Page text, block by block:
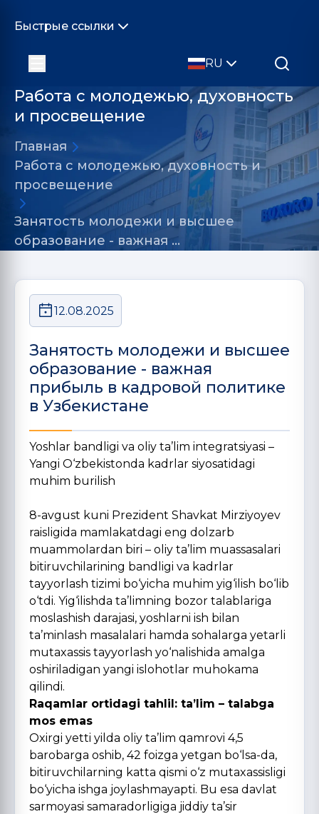
Быстрые ссылки
RU
Работа с молодежью, духовность
и просвещение
Главная
Работа с молодежью, духовность и
просвещение
Занятость молодежи и высшее
образование - важная …
12.08.2025
Занятость молодежи и высшее
образование - важная
прибыль в кадровой политике
в Узбекистане
Yoshlar bandligi va oliy ta’lim integratsiyasi –
Yangi О‘zbekistonda kadrlar siyosatidagi
muhim burilish
8-avgust kuni Prezident Shavkat Mirziyoyev
raisligida mamlakatdagi eng dolzarb
muammolardan biri – oliy ta’lim muassasalari
bitiruvchilarining bandligi va kadrlar
tayyorlash tizimi bо‘yicha muhim yig‘ilish bо‘lib
о‘tdi. Yig‘ilishda ta’limning bozor talablariga
moslashish darajasi, yoshlarni ish bilan
ta’minlash masalalari hamda sohalarga yetarli
mutaxassis tayyorlash yо‘nalishida amalga
oshiriladigan yangi islohotlar muhokama
qilindi.
Raqamlar ortidagi tahlil: ta’lim – talabga
mos emas
Oxirgi yetti yilda oliy ta’lim qamrovi 4,5
barobarga oshib, 42 foizga yetgan bо‘lsa-da,
bitiruvchilarning katta qismi о‘z mutaxassisligi
bо‘yicha ishga joylashmayapti. Bu esa davlat
sarmoyasi samaradorligiga jiddiy ta’sir